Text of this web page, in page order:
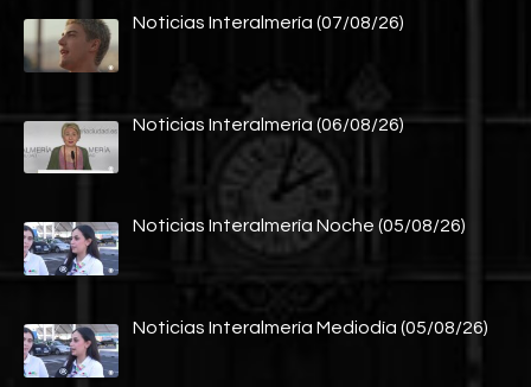
Noticias Interalmería (07/08/26)
Noticias Interalmería (06/08/26)
Noticias Interalmería Noche (05/08/26)
Noticias Interalmería Mediodía (05/08/26)